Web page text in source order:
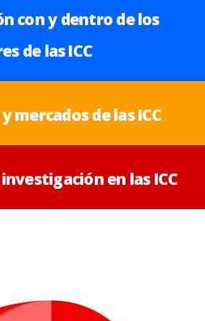
con y dentro de los
de las ICC
mercados de las ICC
investigación en las ICC